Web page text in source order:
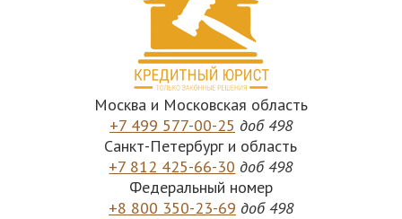
Москва и Московская область
+7 499 577-00-25 доб 498
Санкт-Петербург и область
+7 812 425-66-30 доб 498
Федеральный номер
+8 800 350-23-69 доб 498